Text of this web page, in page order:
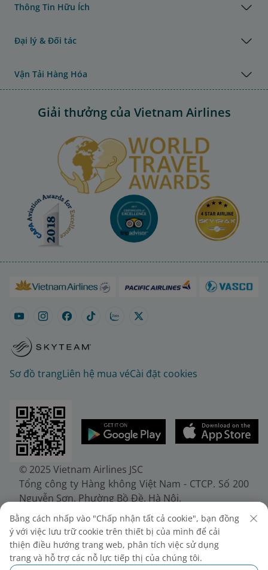
Thông Tin Hữu Ích
Đại lý & Đối tác
Vận Tải Hàng Hóa
Giải thưởng của Vietnam Airlines
Sơ đồ trangLiên hệ mua véCài đặt cookies
© 2025 Vietnam Airlines JSC
Tổng công ty Hàng không Việt Nam - CTCP. Số 200
Nguyễn Sơn, Phường Bồ Đề, Hà Nội.
Điện thoại: (+84-24) 38272289. Fax: (+84-24)
38722375
Giấy chứng nhận đăng ký doanh nghiệp, mã số
doanh nghiệp 0100107518, đăng ký lần đầu ngày
Bằng cách nhấp vào "Chấp nhận tất cả cookie", bạn đồng
ý với việc lưu trữ cookie trên thiết bị của mình để cải
thiện điều hướng trang web, phân tích việc sử dụng
trang và hỗ trợ các nỗ lực tiếp thị của chúng tôi.